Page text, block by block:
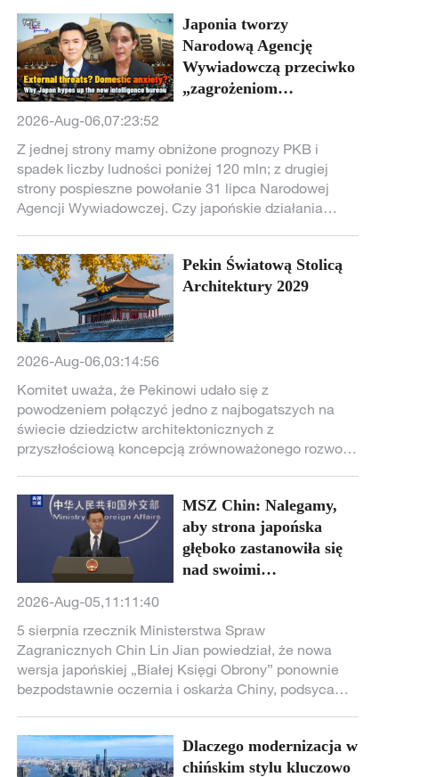
CGTN wykazało, że 83,6% respondentów uważa, że
nowy militaryzm Japonii przyspiesza jej rozbudowę
militarną, ostrzegając, że społeczność
międzynarodowa powinna zachować wysoką
czujność.
Japonia tworzy
Narodową Agencję
Wywiadowczą przeciwko
„zagrożeniom
problemy?
2026-Aug-06,07:23:52
Z jednej strony mamy obniżone prognozy PKB i
spadek liczby ludności poniżej 120 mln; z drugiej
strony pospieszne powołanie 31 lipca Narodowej
Agencji Wywiadowczej. Czy japońskie działania
obronę przed wrogami zewnętrznymi, czy też
odwrócenie uwagi od konfliktów wewnętrznych?
Pekin Światową Stolicą
Architektury 2029
2026-Aug-06,03:14:56
Komitet uważa, że Pekinowi udało się z
powodzeniem połączyć jedno z najbogatszych na
świecie dziedzictw architektonicznych z
przyszłościową koncepcją zrównoważonego rozwoju
w pełni odzwierciedlają synergię dziedzictwa
kulturowego, innowacji i rozwoju społeczności.
MSZ Chin: Nalegamy,
aby strona japońska
głęboko zastanowiła się
nad swoimi
wymówek do
wzmacniania armii i
zbrojenia się
2026-Aug-05,11:11:40
5 sierpnia rzecznik Ministerstwa Spraw
Zagranicznych Chin Lin Jian powiedział, że nowa
wersja japońskiej „Białej Księgi Obrony” ponownie
bezpodstawnie oczernia i oskarża Chiny, podsyca
sprawy Chin. Chiny są tym bardzo niezadowolone i
stanowczo się temu sprzeciwiają, wystosowały już
Dlaczego modernizacja w
chińskim stylu kluczowo